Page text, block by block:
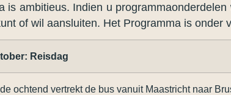
is ambitieus. Indien u
of wil aansluiten. Het Programma is onder
Reisdag
ochtend vertrekt de bus vanuit Maastricht naar